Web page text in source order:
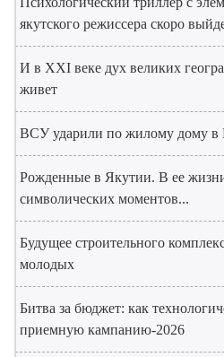
якутского режиссера скоро
И в XXI веке дух великих
живет
ВСУ ударили по жилому дому в
Рожденные в Якутии. В ее
символических моментов...
Будущее строительного
молодых
Битва за бюджет: как
приемную кампанию-2026